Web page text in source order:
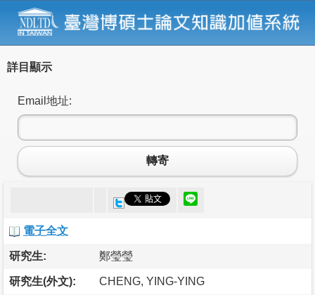
詳目顯示
Email地址:
轉寄
電子全文
研究生: 鄭瑩瑩
研究生(外文): CHENG, YING-YING